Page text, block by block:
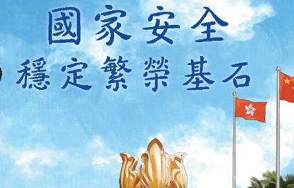
掃一掃關注我們的社交媒體，緊貼最新資訊！
微 微